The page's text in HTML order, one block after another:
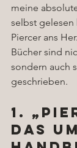
meine
selbst
Piercer ans
Bücher sind
sondern auch
geschrieben.
1.
Das